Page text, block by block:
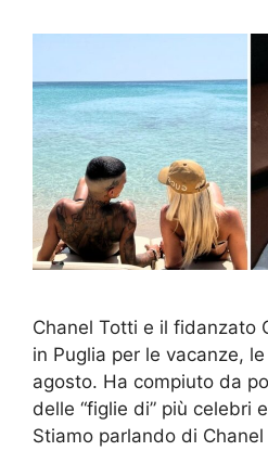
Chanel Totti e il fidanzato
in Puglia per le vacanze,
agosto. Ha compiuto da
delle “figlie di” più celebri
Stiamo parlando di